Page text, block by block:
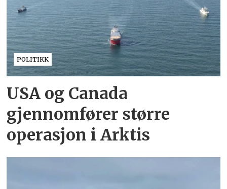
POLITIKK
USA og Canada
gjennomfører større
operasjon i Arktis